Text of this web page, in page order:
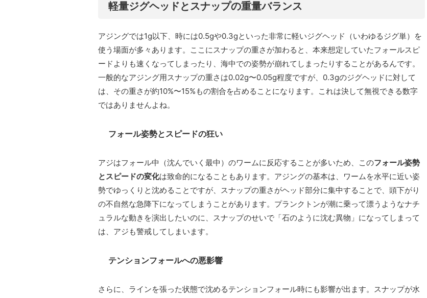
軽量ジグヘッドとスナップの重量バランス
アジングでは1g以下、時には0.5gや0.3gといった非常に軽いジグヘッド（いわゆるジグ単）を
使う場面が多々あります。ここにスナップの重さが加わると、本来想定していたフォールスピ
ードよりも速くなってしまったり、海中での姿勢が崩れてしまったりすることがあるんです。
一般的なアジング用スナップの重さは0.02g〜0.05g程度ですが、0.3gのジグヘッドに対して
は、その重さが約10%〜15%もの割合を占めることになります。これは決して無視できる数字
ではありませんよね。
フォール姿勢とスピードの狂い
アジはフォール中（沈んでいく最中）のワームに反応することが多いため、このフォール姿勢
とスピードの変化は致命的になることもあります。アジングの基本は、ワームを水平に近い姿
勢でゆっくりと沈めることですが、スナップの重さがヘッド部分に集中することで、頭下がり
の不自然な急降下になってしまうことがあります。プランクトンが潮に乗って漂うようなナチ
ュラルな動きを演出したいのに、スナップのせいで「石のように沈む異物」になってしまって
は、アジも警戒してしまいます。
テンションフォールへの悪影響
さらに、ラインを張った状態で沈めるテンションフォール時にも影響が出ます。スナップが水